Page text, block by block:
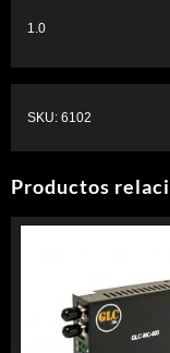
1.0
SKU: 6102
Productos